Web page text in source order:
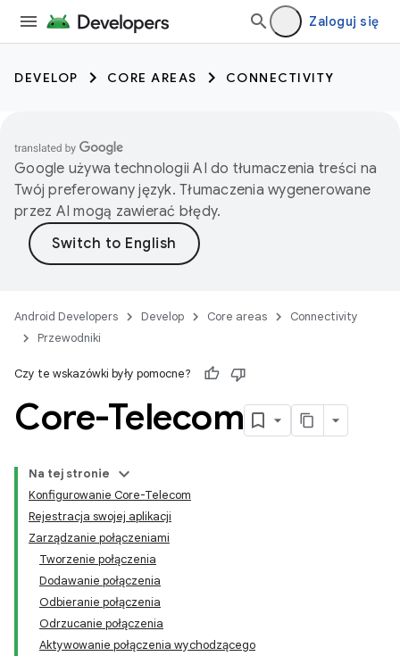
Zaloguj się
DEVELOP CORE AREAS CONNECTIVITY
Google używa technologii AI do tłumaczenia treści na
Twój preferowany język. Tłumaczenia wygenerowane
przez AI mogą zawierać błędy.
Android Developers Develop Core areas
Connectivity
Przewodniki
Czy te wskazówki były pomocne?
Core-Telecom
Na tej stronie
Konfigurowanie Core-Telecom
Rejestracja swojej aplikacji
Zarządzanie połączeniami
Tworzenie połączenia
Dodawanie połączenia
Odbieranie połączenia
Odrzucanie połączenia
Aktywowanie połączenia wychodzącego